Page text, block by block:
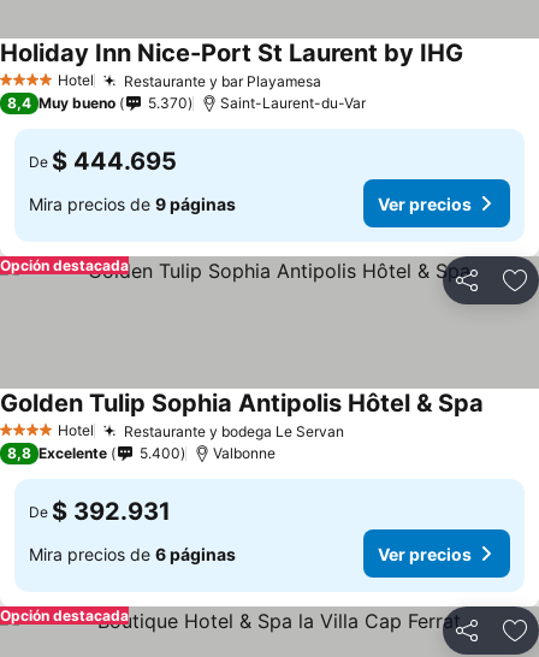
4 EstrellasHotel Restaurante y bar Playamesa
Holiday Inn Nice-Port St Laurent by IHG
8,4 Muy bueno 5.370 Saint-Laurent-du-Var
De $ 444.695
Mira precios de 9 páginas Ver precios
Compartir
Opción destacada
4 EstrellasHotel Restaurante y bodega Le Servan
Golden Tulip Sophia Antipolis Hôtel & Spa
8,8 Excelente 5.400 Valbonne
De $ 392.931
Mira precios de 6 páginas Ver precios
Compartir
Opción destacada